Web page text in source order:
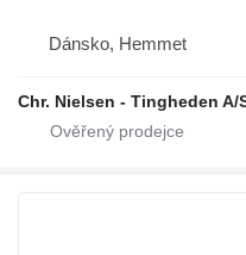
Dánsko, Hemmet
Chr. Nielsen - Tingheden A/